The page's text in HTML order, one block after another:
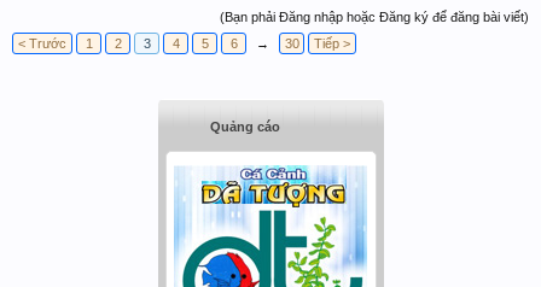
(Bạn phải Đăng nhập hoặc Đăng ký để đăng bài viết)
< Trước
1 2 3 4 5 6 → 30 Tiếp >
Quảng cáo